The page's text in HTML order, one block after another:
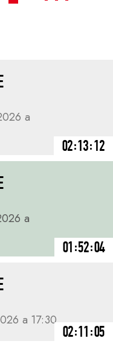
a
02:13:12
a
01:52:04
a 17:30
02:11:05